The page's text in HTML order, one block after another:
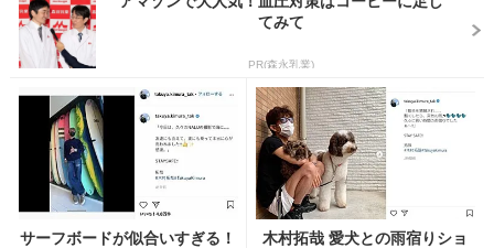
てみて
PR(森永乳業)
サーフボードが似合いすぎる！
木村拓哉 愛犬との雨宿りショ